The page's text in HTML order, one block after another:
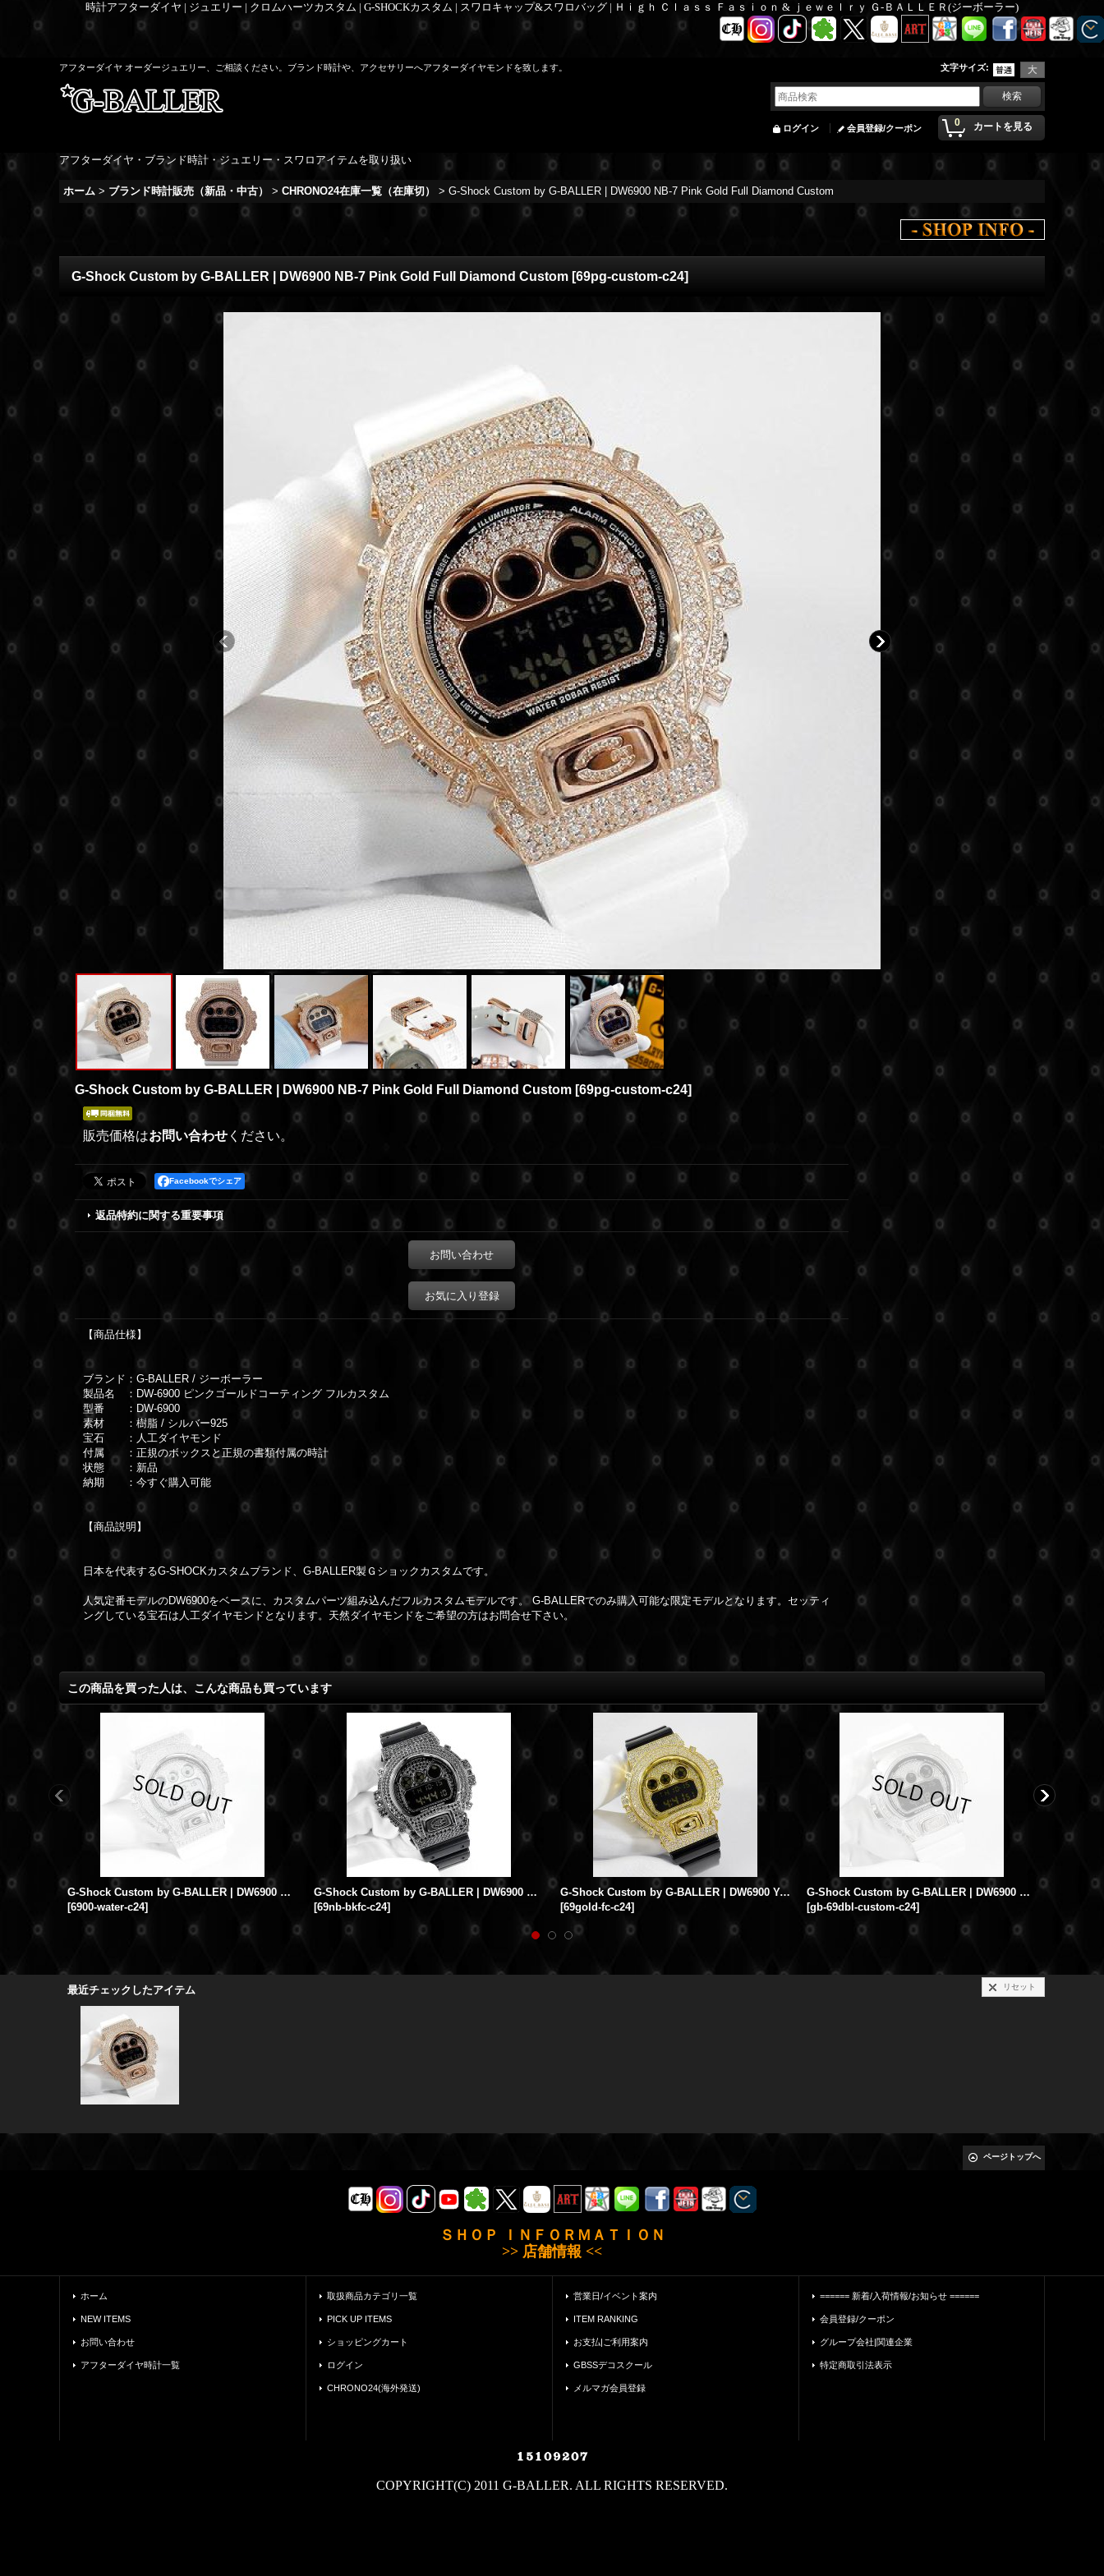
時計アフターダイヤ | ジュエリー | クロムハーツカスタム | G-SHOCKカスタム | スワロキャップ&スワロバッグ | Ｈｉｇｈ Ｃｌａｓｓ Ｆａｓｉｏｎ & ｊｅｗｅｌｒｙ Ｇ-ＢＡＬＬＥＲ(ジーボーラー)
アフターダイヤ オーダージュエリー、ご相談ください。ブランド時計や、アクセサリーへアフターダイヤモンドを致します。 文字サイズ:
0 カートを見る
ログイン 会員登録/クーポン
アフターダイヤ・ブランド時計・ジュエリー・スワロアイテムを取り扱い
ホーム > ブランド時計販売（新品・中古） > CHRONO24在庫一覧（在庫切） > G-Shock Custom by G-BALLER | DW6900 NB-7 Pink Gold Full Diamond Custom
G-Shock Custom by G-BALLER | DW6900 NB-7 Pink Gold Full Diamond Custom [69pg-custom-c24]
G-Shock Custom by G-BALLER | DW6900 NB-7 Pink Gold Full Diamond Custom [69pg-custom-c24]
販売価格はお問い合わせ ください。
Facebookでシェア
返品特約に関する重要事項
お問い合わせ
お気に入り登録
【商品仕様】
ブランド：G-BALLER / ジーボーラー
製品名 ：DW-6900 ピンクゴールドコーティング フルカスタム
型番 ：DW-6900
素材 ：樹脂 / シルバー925
宝石 ：人工ダイヤモンド
付属 ：正規のボックスと正規の書類付属の時計
状態 ：新品
納期 ：今すぐ購入可能
【商品説明】
日本を代表するG-SHOCKカスタムブランド、G-BALLER製Ｇショックカスタムです。
人気定番モデルのDW6900をベースに、カスタムパー­ツ組み込んだフルカスタムモデルです。 G-BALLERでのみ購入可能な限定モデルとなります。セッティ
ングしている宝石は人­工ダイヤモンドとなります。天然ダイヤモンドをご希望の方はお問合せ下さい。
この商品を買った人は、こんな商品も買っています
G-Shock Custom by G-BALLER | DW6900 Mirror Dial Rhodium Coating Diamond
[6900-water-c24]
G-Shock Custom by G-BALLER | DW6900 Black Coating Diamond
[69nb-bkfc-c24]
G-Shock Custom by G-BALLER | DW6900 Yellow Gold Coating Diamond
[69gold-fc-c24]
G-Shock Custom by G-BALLER | DW6900 DoubleLine Rhodium Coating Diamond
[gb-69dbl-custom-c24]
最近チェックしたアイテム リセット
ページトップへ
ＳＨＯＰ ＩＮＦＯＲＭＡＴＩＯＮ
>> 店舗情報 <<
ホーム
NEW ITEMS
お問い合わせ
アフターダイヤ時計一覧
取扱商品カテゴリ一覧
PICK UP ITEMS
ショッピングカート
ログイン
CHRONO24(海外発送)
営業日/イベント案内
ITEM RANKING
お支払|ご利用案内
GBSSデコスクール
メルマガ会員登録
====== 新着/入荷情報/お知らせ ======
会員登録/クーポン
グループ会社|関連企業
特定商取引法表示
COPYRIGHT(C) 2011 G-BALLER. ALL RIGHTS RESERVED.